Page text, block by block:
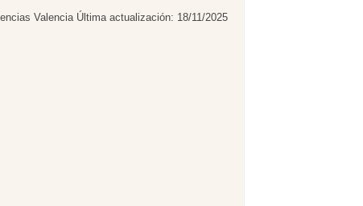
Valencia Última actualización: 18/11/2025